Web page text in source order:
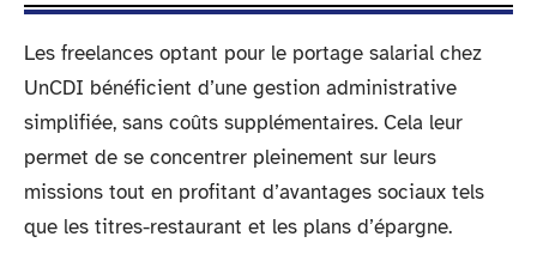
Les freelances optant pour le portage salarial chez
UnCDI bénéficient d’une gestion administrative
simplifiée, sans coûts supplémentaires. Cela leur
permet de se concentrer pleinement sur leurs
missions tout en profitant d’avantages sociaux tels
que les titres-restaurant et les plans d’épargne.